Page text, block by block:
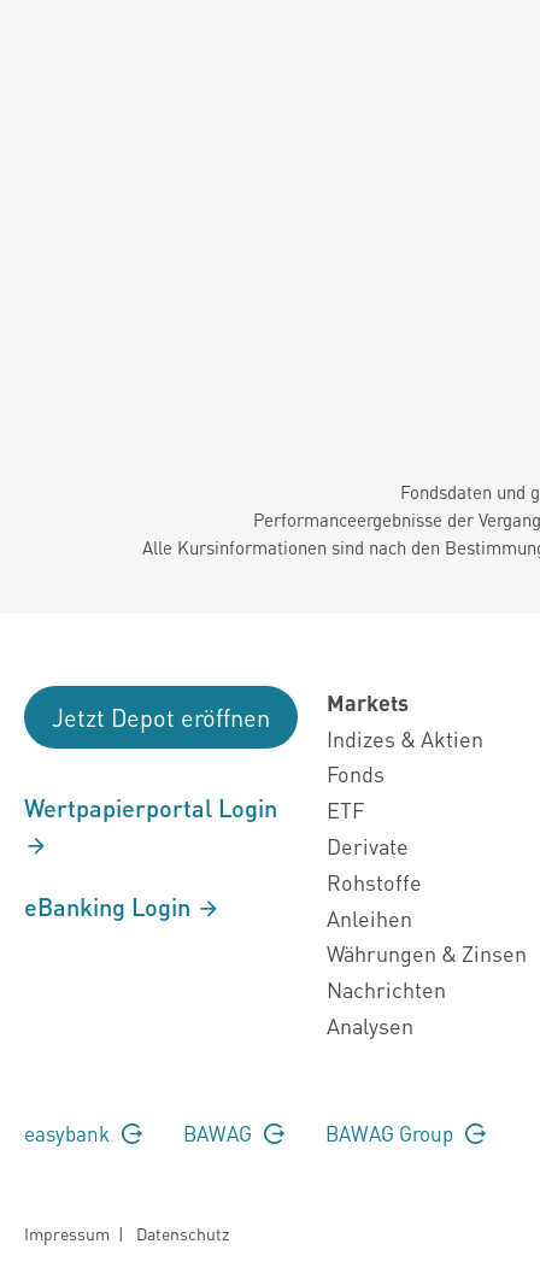
Fondsdaten und
Performanceergebnisse der
Alle Kursinformationen sind nach den
Jetzt Depot eröffnen
Wertpapierportal Login
eBanking Login
Markets
Indizes & Aktien
Fonds
ETF
Derivate
Rohstoffe
Anleihen
Währungen & Zinsen
Nachrichten
Analysen
easybank BAWAG BAWAG Group
Impressum | Datenschutz